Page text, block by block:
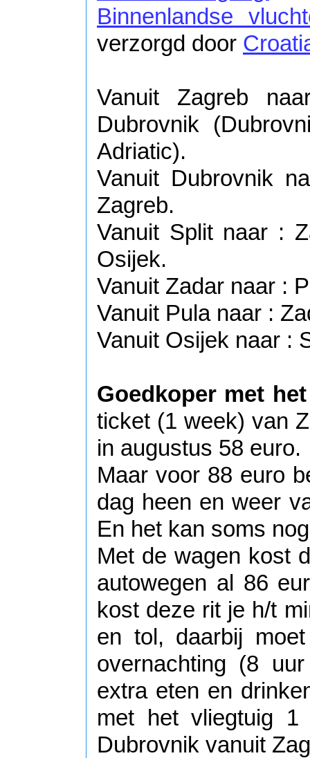
Binnenlandse
verzorgd door
Vanuit Zagreb
Dubrovnik
Adriatic).
Vanuit Dubrovnik
Zagreb.
Vanuit Split naar :
Osijek.
Vanuit Zadar naar :
Vanuit Pula naar :
Vanuit Osijek naar :
Goedkoper met
ticket (1 week) van
in augustus 58 euro.
Maar voor 88 euro
dag heen en weer
En het kan soms
Met de wagen kost
autowegen al 86
kost deze rit je h/t
en tol, daarbij
overnachting (8
extra eten en
met het vliegtuig
Dubrovnik vanuit